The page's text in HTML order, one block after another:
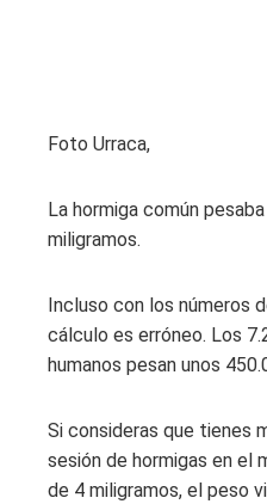
Foto Urraca,
La hormiga común
miligramos.
Incluso con los números
cálculo es erróneo. Los
humanos pesan unos
Si consideras que tienes
sesión de hormigas en el
de 4 miligramos, el peso